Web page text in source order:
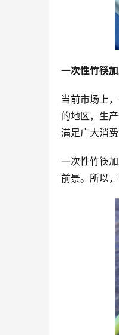
一次性竹筷
当前市场上
的地区，生
满足广大消
一次性竹筷
前景。所以